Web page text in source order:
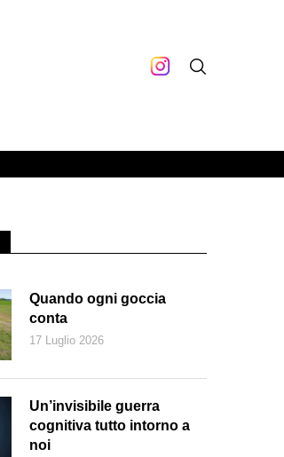
Quando ogni goccia
conta
17 Luglio 2026
Un’invisibile guerra
cognitiva tutto intorno a
noi